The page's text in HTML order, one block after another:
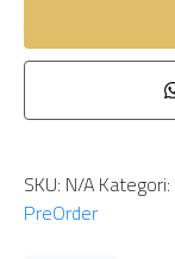
SKU: N/AKategori:
PreOrder